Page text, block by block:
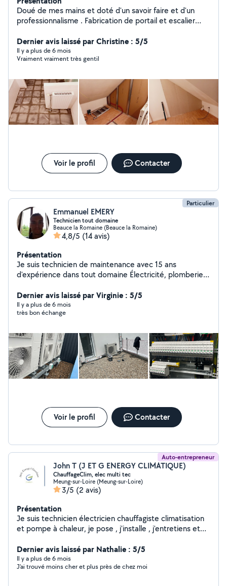
Doué de mes mains et doté d'un savoir faire et d'un
professionnalisme . Fabrication de portail et escalier
soudage, serrurier, bref diverses réparation je suis
disponible et près à vous aider vous êtes dans le besoin
et en difficulté. N'hésitez pas à me contacter .
Dernier avis laissé par Christine : 5/5
Il y a plus de 6 mois
Vraiment vraiment très gentil
Voir le profil Contacter
Particulier
Emmanuel EMERY
Technicien tout domaine
Beauce la Romaine (Beauce la Romaine)
4,8/5 (14 avis)
Présentation
Je suis technicien de maintenance avec 15 ans
d'expérience dans tout domaine Électricité, plomberie,
téléphones
Dernier avis laissé par Virginie : 5/5
Il y a plus de 6 mois
très bon échange
Voir le profil Contacter
Auto-entrepreneur
John T (J ET G ENERGY CLIMATIQUE)
ChauffageClim, elec multi tec
Meung-sur-Loire (Meung-sur-Loire)
3/5 (2 avis)
Présentation
Je suis technicien électricien chauffagiste climatisation
et pompe à chaleur, je pose , j'installe , j'entretiens et
pompe à chaleur . Week-end et jour férié. Travail Très
méticuleux . Avenant
Dernier avis laissé par Nathalie : 5/5
Il y a plus de 6 mois
J'ai trouvé moins cher et plus près de chez moi